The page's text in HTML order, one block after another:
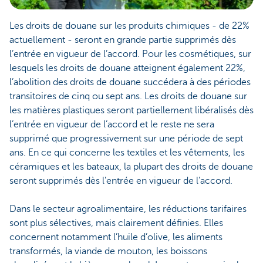
Les droits de douane sur les produits chimiques - de 22%
actuellement - seront en grande partie supprimés dès
l’entrée en vigueur de l’accord. Pour les cosmétiques, sur
lesquels les droits de douane atteignent également 22%,
l’abolition des droits de douane succédera à des périodes
transitoires de cinq ou sept ans. Les droits de douane sur
les matières plastiques seront partiellement libéralisés dès
l’entrée en vigueur de l’accord et le reste ne sera
supprimé que progressivement sur une période de sept
ans. En ce qui concerne les textiles et les vêtements, les
céramiques et les bateaux, la plupart des droits de douane
seront supprimés dès l'entrée en vigueur de l'accord.
Dans le secteur agroalimentaire, les réductions tarifaires
sont plus sélectives, mais clairement définies. Elles
concernent notamment l’huile d’olive, les aliments
transformés, la viande de mouton, les boissons